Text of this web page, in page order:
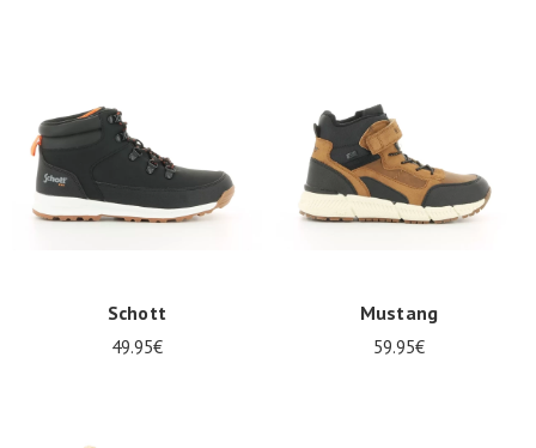
Schott
49.95€
Mustang
59.95€